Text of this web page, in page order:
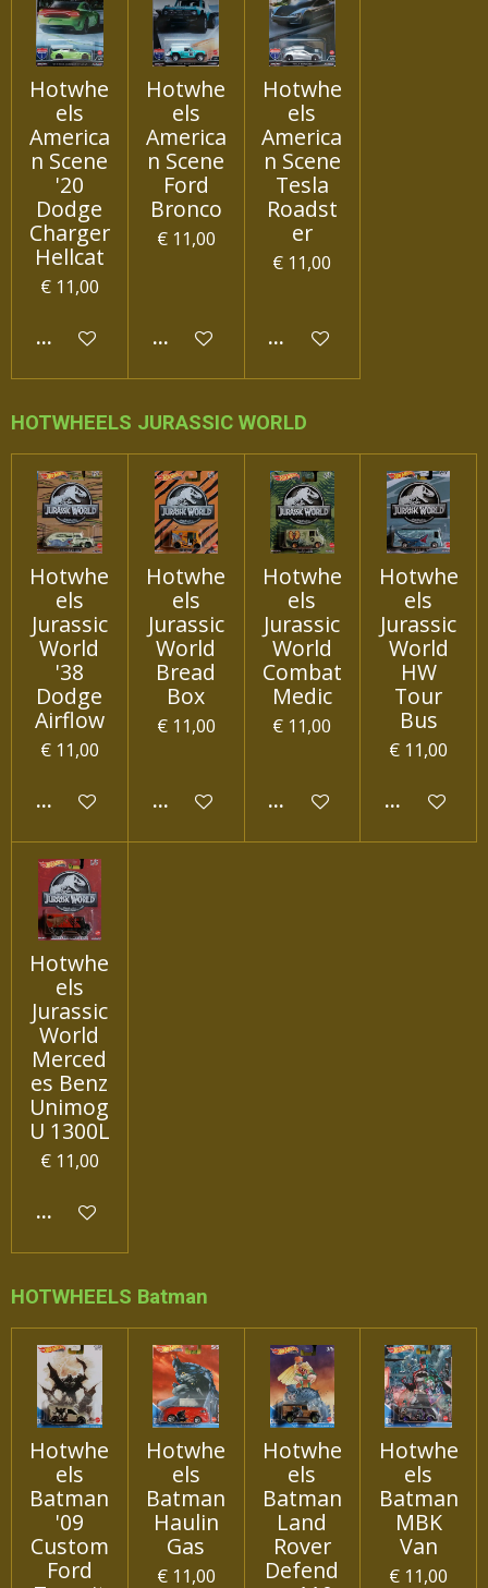
Hotwhe
els
America
n Scene
'20
Dodge
Charger
Hellcat
€ 11,00
IN WINKELWAGEN
Hotwhe
els
America
n Scene
Ford
Bronco
€ 11,00
IN WINKELWAGEN
Hotwhe
els
America
n Scene
Tesla
Roadst
er
€ 11,00
IN WINKELWAGEN
HOTWHEELS JURASSIC WORLD
Hotwhe
els
Jurassic
World
'38
Dodge
Airflow
€ 11,00
IN WINKELWAGEN
Hotwhe
els
Jurassic
World
Bread
Box
€ 11,00
IN WINKELWAGEN
Hotwhe
els
Jurassic
World
Combat
Medic
€ 11,00
IN WINKELWAGEN
Hotwhe
els
Jurassic
World
HW
Tour
Bus
€ 11,00
IN
Hotwhe
els
Jurassic
World
Merced
es Benz
Unimog
U 1300L
€ 11,00
IN WINKELWAGEN
HOTWHEELS Batman
Hotwhe
els
Batman
'09
Custom
Ford
Hotwhe
els
Batman
Haulin
Gas
€ 11,00
Hotwhe
els
Batman
Land
Rover
Defend
Hotwhe
els
Batman
MBK
Van
€ 11,00